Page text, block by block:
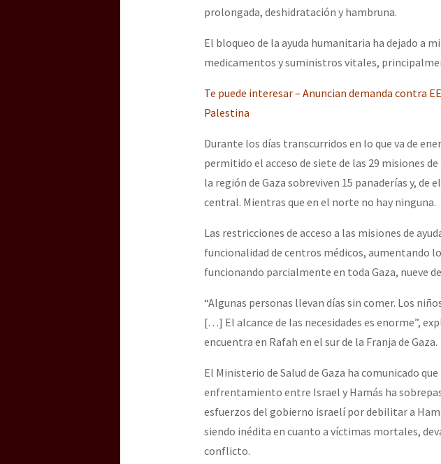
prolongada, deshidratación y hambruna.
El bloqueo de la ayuda humanitaria ha dejado a
medicamentos y suministros vitales,
Te puede interesar – Anuncian demanda contra
Palestina
Durante los días transcurridos en lo que va de
permitido el acceso de siete de las 29 misiones
la región de Gaza sobreviven 15 panaderías y, de
central. Mientras que en el norte no hay ninguna.
Las restricciones de acceso a las misiones de
funcionalidad de centros médicos, aumentando
funcionando parcialmente en toda Gaza, nueve
“Algunas personas llevan días sin comer. Los
[…] El alcance de las necesidades es enorme”,
encuentra en Rafah en el sur de la Franja de Gaza.
El Ministerio de Salud de Gaza ha comunicado
enfrentamiento entre Israel y Hamás ha
esfuerzos del gobierno israelí por debilitar a
siendo inédita en cuanto a víctimas mortales,
conflicto.